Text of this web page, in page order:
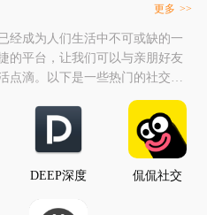
更多 >>
经成为人们生活中不可或缺的一
的平台，让我们可以与亲朋好友
点滴。以下是一些热门的社交软
让您在网络世界中畅游无阻。
DEEP深度
侃侃社交